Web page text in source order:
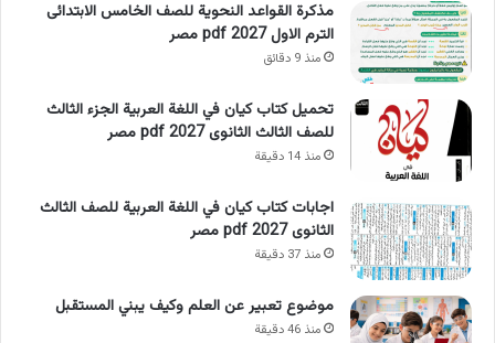
مذكرة القواعد النحوية للصف الخامس الابتدائى
الترم الاول 2027 pdf مصر
منذ 9 دقائق
تحميل كتاب كيان في اللغة العربية الجزء الثالث
للصف الثالث الثانوى 2027 pdf مصر
منذ 14 دقيقة
اجابات كتاب كيان في اللغة العربية للصف الثالث
الثانوى 2027 pdf مصر
منذ 37 دقيقة
موضوع تعبير عن العلم وكيف يبني المستقبل
منذ 46 دقيقة